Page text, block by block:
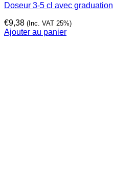
Doseur 3-5 cl avec graduation
€9,38 (Inc. VAT 25%)
Ajouter au panier